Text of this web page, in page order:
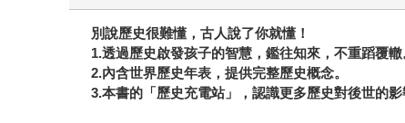
別說歷史很難懂，古人說了你就懂！
1.透過歷史啟發孩子的智慧，鑑往知來，不重蹈覆轍
2.內含世界歷史年表，提供完整歷史概念。
3.本書的「歷史充電站」，認識更多歷史對後世的影